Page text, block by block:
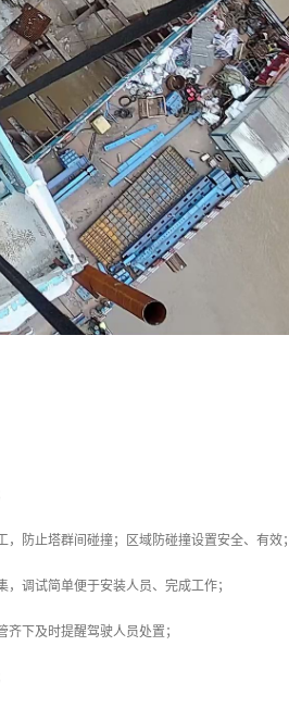
防止塔群间碰撞；区域防碰撞设置安全、有效；
调试简单便于安装人员、完成工作；
下及时提醒驾驶人员处置；